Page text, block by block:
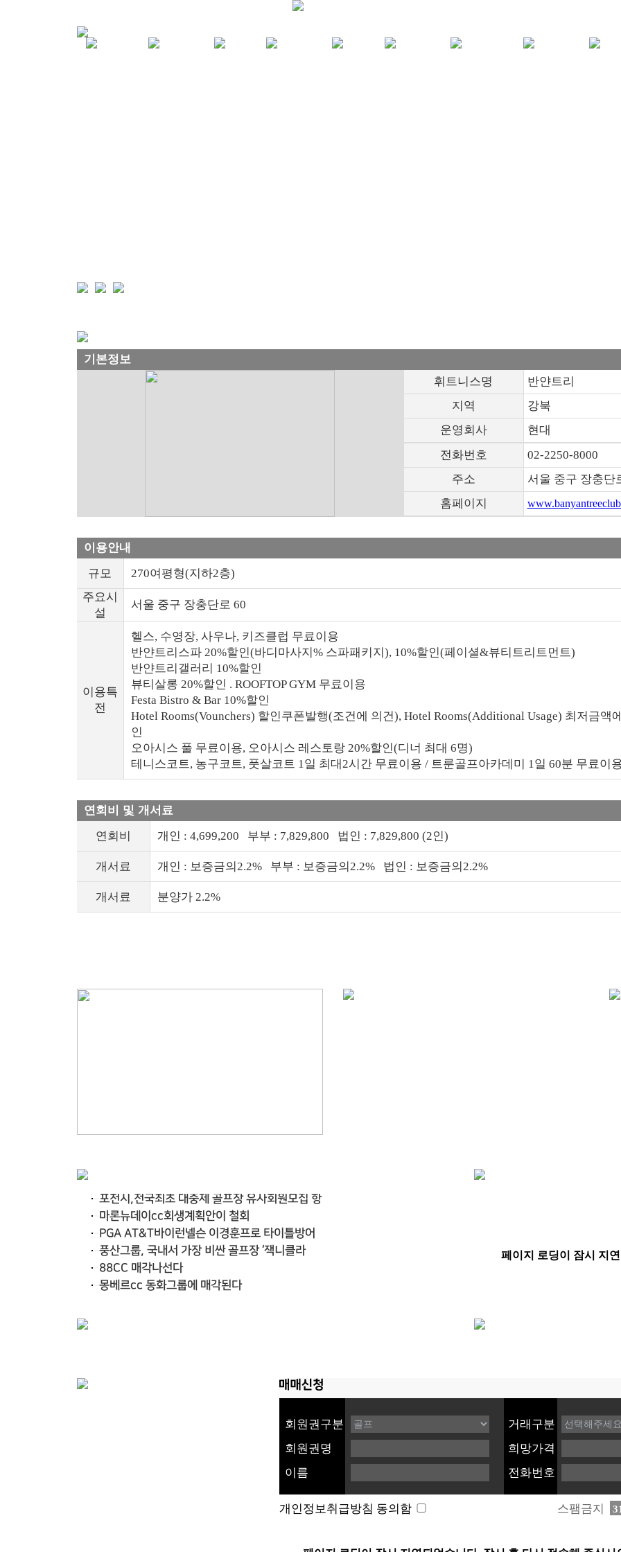
기본정보
휘트니스명
반얀트리
지역
강북
운영회사
현대
전화번호
02-2250-8000
주소
서울 중구 장충단
홈페이지
이용안내
규모
270여평형(지하2층)
주요시
설
서울 중구 장충단로 60
이용특
전
헬스, 수영장, 사우나, 키즈클럽 무료이용
반얀트리스파 20%할인(바디마사지% 스파패키지), 10%할인(페이셜&뷰티트리트먼트)
반얀트리갤러리 10%할인
뷰티살롱 20%할인 . ROOFTOP GYM 무료이용
Festa Bistro & Bar 10%할인
Hotel Rooms(Vounchers) 할인쿠폰발행(조건에 의건), Hotel Rooms(Additional Usage) 최저금액
인
오아시스 풀 무료이용, 오아시스 레스토랑 20%할인(디너 최대 6명)
테니스코트, 농구코트, 풋살코트 1일 최대2시간 무료이용 / 트룬골프아카데미 1일 60분 무료이
연회비 및 개서료
연회비
개인 : 4,699,200 부부 : 7,829,800 법인 : 7,829,800 (2인)
개서료 개인 : 보증금의2.2% 부부 : 보증금의2.2% 법인 : 보증금의2.2%
개서료 분양가 2.2%
회원권구분
회원권명
이름
거래구분
희망가격
전화번호
개인정보취급방침 동의함 스팸금지